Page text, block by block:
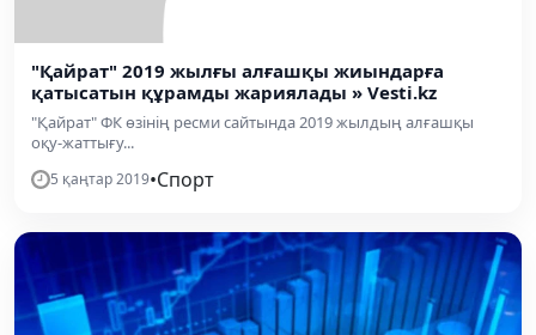
"Қайрат" 2019 жылғы алғашқы жиындарға
қатысатын құрамды жариялады » Vesti.kz
"Қайрат" ФК өзінің ресми сайтында 2019 жылдың алғашқы
оқу-жаттығу...
5 қаңтар 2019•Спорт